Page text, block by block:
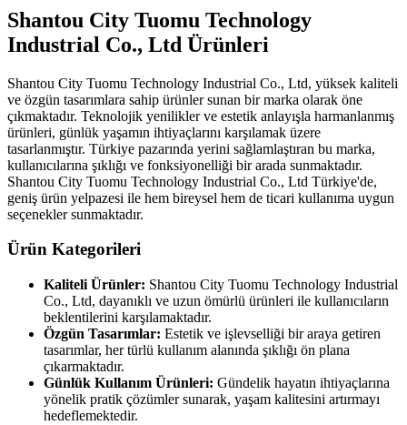
Shantou City Tuomu Technology
Industrial Co., Ltd Ürünleri
Shantou City Tuomu Technology Industrial Co., Ltd, yüksek kaliteli
ve özgün tasarımlara sahip ürünler sunan bir marka olarak öne
çıkmaktadır. Teknolojik yenilikler ve estetik anlayışla harmanlanmış
ürünleri, günlük yaşamın ihtiyaçlarını karşılamak üzere
tasarlanmıştır. Türkiye pazarında yerini sağlamlaştıran bu marka,
kullanıcılarına şıklığı ve fonksiyonelliği bir arada sunmaktadır.
Shantou City Tuomu Technology Industrial Co., Ltd Türkiye'de,
geniş ürün yelpazesi ile hem bireysel hem de ticari kullanıma uygun
seçenekler sunmaktadır.
Ürün Kategorileri
Kaliteli Ürünler: Shantou City Tuomu Technology Industrial
Co., Ltd, dayanıklı ve uzun ömürlü ürünleri ile kullanıcıların
beklentilerini karşılamaktadır.
Özgün Tasarımlar: Estetik ve işlevselliği bir araya getiren
tasarımlar, her türlü kullanım alanında şıklığı ön plana
çıkarmaktadır.
Günlük Kullanım Ürünleri: Gündelik hayatın ihtiyaçlarına
yönelik pratik çözümler sunarak, yaşam kalitesini artırmayı
hedeflemektedir.